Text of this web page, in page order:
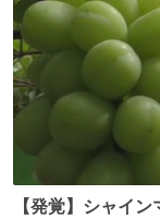
【発覚】シャイ